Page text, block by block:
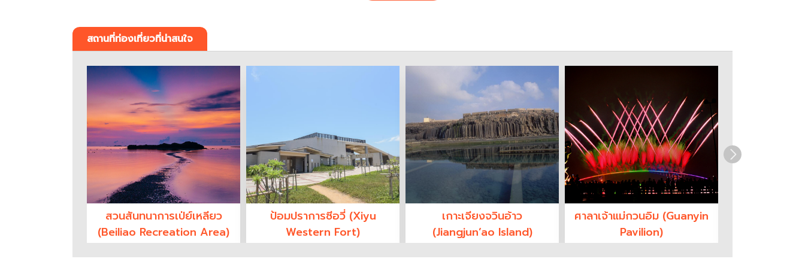
สถานที่ท่องเที่ยวที่น่าสนใจ
สวนสันทนาการเป่ย์เหลียว
(Beiliao Recreation Area)
ป้อมปราการซีอวี่ (Xiyu
Western Fort)
เกาะเจียงจวินอ้าว
(Jiangjun’ao Island)
ศาลาเจ้าแม่กวนอิม (Guanyin
Pavilion)